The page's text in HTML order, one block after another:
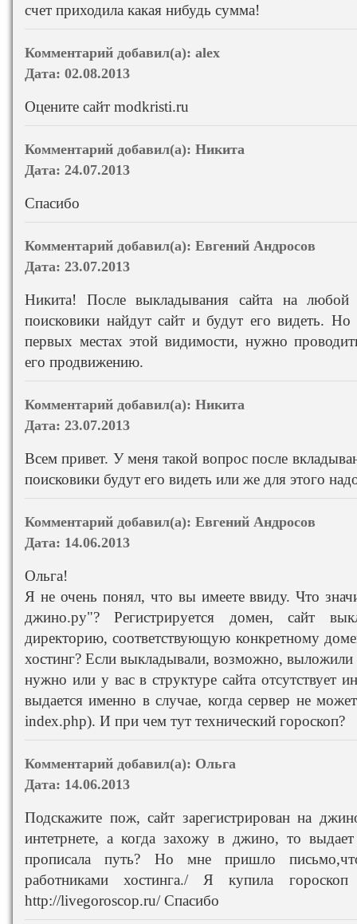
счет приходила какая нибудь сумма!
Комментарий добавил(а): alex
Дата: 02.08.2013
Оцените сайт modkristi.ru
Комментарий добавил(а): Никита
Дата: 24.07.2013
Спасибо
Комментарий добавил(а): Евгений Андросов
Дата: 23.07.2013
Никита! После выкладывания сайта на любой
поисковики найдут сайт и будут его видеть.
первых местах этой видимости, нужно
его продвижению.
Комментарий добавил(а): Никита
Дата: 23.07.2013
Всем привет. У меня такой вопрос после
поисковики будут его видеть или же для этого
Комментарий добавил(а): Евгений Андросов
Дата: 14.06.2013
Ольга!
Я не очень понял, что вы имеете ввиду. Что
джино.ру"? Регистрируется домен, сайт
директорию, соответствующую конкретному
хостинг? Если выкладывали, возможно,
нужно или у вас в структуре сайта отсутствует
выдается именно в случае, когда сервер не
index.php). И при чем тут технический гороскоп?
Комментарий добавил(а): Ольга
Дата: 14.06.2013
Подскажите пож, сайт зарегистрирован на
интетрнете, а когда захожу в джино, то
прописала путь? Но мне пришло
работниками хостинга./ Я купила гороскоп
http://livegoroscop.ru/ Спасибо